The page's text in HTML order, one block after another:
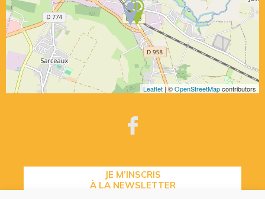
Leaflet | ©OpenStreetMapcontributors
JE M’INSCRIS
À LA NEWSLETTER